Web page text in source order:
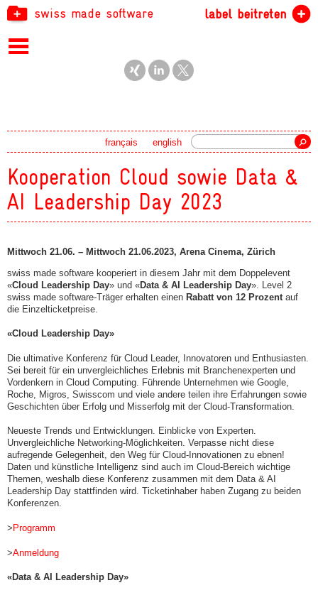
swiss made software label beitreten
english
français
Kooperation Cloud sowie Data &
AI Leadership Day 2023
Mittwoch 21.06. – Mittwoch 21.06.2023, Arena Cinema, Zürich
swiss made software kooperiert in diesem Jahr mit dem Doppelevent
«Cloud Leadership Day» und «Data & AI Leadership Day». Level 2
swiss made software-Träger erhalten einen Rabatt von 12 Prozent auf
die Einzelticketpreise.
«Cloud Leadership Day»
Die ultimative Konferenz für Cloud Leader, Innovatoren und Enthusiasten.
Sei bereit für ein unvergleichliches Erlebnis mit Branchenexperten und
Vordenkern in Cloud Computing. Führende Unternehmen wie Google,
Roche, Migros, Swisscom und viele andere teilen ihre Erfahrungen sowie
Geschichten über Erfolg und Misserfolg mit der Cloud-Transformation.
Neueste Trends und Entwicklungen. Einblicke von Experten.
Unvergleichliche Networking-Möglichkeiten. Verpasse nicht diese
aufregende Gelegenheit, den Weg für Cloud-Innovationen zu ebnen!
Daten und künstliche Intelligenz sind auch im Cloud-Bereich wichtige
Themen, weshalb diese Konferenz zusammen mit dem Data & AI
Leadership Day stattfinden wird. Ticketinhaber haben Zugang zu beiden
Konferenzen.
> Programm
>Anmeldung
«Data & AI Leadership Day»